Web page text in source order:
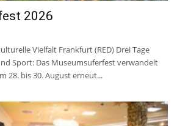
2026
Vielfalt Frankfurt (RED) Drei Tage
Sport: Das Museumsuferfest verwandelt
28. bis 30. August erneut...